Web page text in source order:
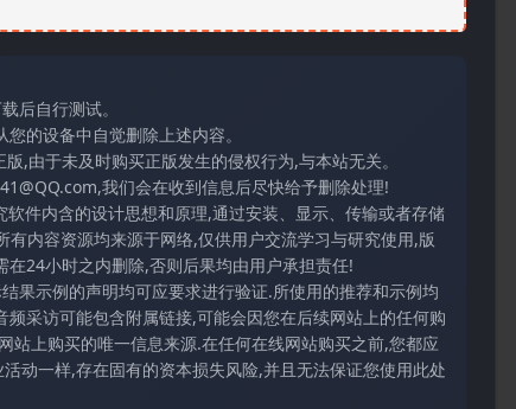
后自行测试。
的设备中自觉删除上述内容。
,由于未及时购买正版发生的侵权行为,与本站无关。
我们会在收到信息后尽快给予删除处理!
件内含的设计思想和原理,通过安装、显示、传输或者存储
内容资源均来源于网络,仅供用户交流学习与研究使用,版
24小时之内删除,否则后果均由用户承担责任!
果示例的声明均可应要求进行验证.所使用的推荐和示例均
采访可能包含附属链接,可能会因您在后续网站上的任何购
上购买的唯一信息来源.在任何在线网站购买之前,您都应
动一样,存在固有的资本损失风险,并且无法保证您使用此处